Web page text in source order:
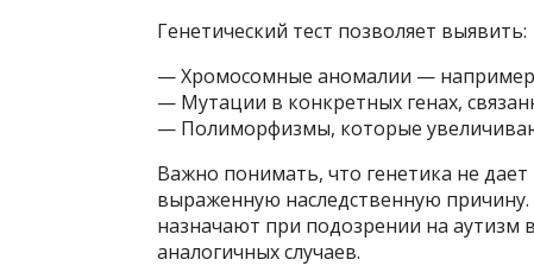
Генетический тест позволяет выявить:
— Хромосомные аномалии —
— Мутации в конкретных генах,
— Полиморфизмы, которые
Важно понимать, что генетика не
выраженную наследственную
назначают при подозрении на аутизм
аналогичных случаев.